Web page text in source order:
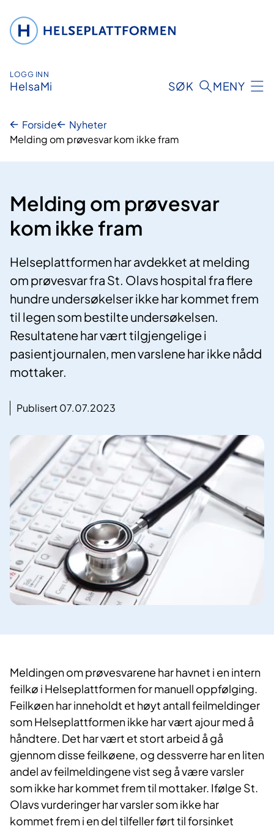
innhold
LOGG INN
HelsaMi SØK MENY
Forside
Nyheter
Melding om prøvesvar kom ikke fram
Melding om prøvesvar
kom ikke fram
Helseplattformen har avdekket at melding
om prøvesvar fra St. Olavs hospital fra flere
hundre undersøkelser ikke har kommet frem
til legen som bestilte undersøkelsen.
Resultatene har vært tilgjengelige i
pasientjournalen, men varslene har ikke nådd
mottaker.
Publisert 07.07.2023
Meldingen om prøvesvarene har havnet i en intern
feilkø i Helseplattformen for manuell oppfølging.
Feilkøen har inneholdt et høyt antall feilmeldinger
som Helseplattformen ikke har vært ajour med å
håndtere. Det har vært et stort arbeid å gå
gjennom disse feilkøene, og dessverre har en liten
andel av feilmeldingene vist seg å være varsler
som ikke har kommet frem til mottaker. Ifølge St.
Olavs vurderinger har varsler som ikke har
kommet frem i en del tilfeller ført til forsinket